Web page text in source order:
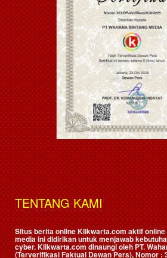
TENTANG KAMI
Situs berita online Klikwarta.com aktif
media ini didirikan untuk menjawab
cyber. Klikwarta.com dinaungi oleh PT.
(Terverifikasi Faktual Dewan Pers), Nomor :